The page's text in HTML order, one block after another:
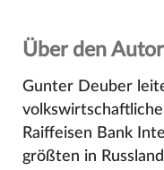
Über den Autor
Gunter Deuber
Raiffeisen Bank
größten in